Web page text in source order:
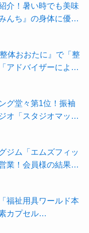
介！暑い時でも美味
んち』の身体に優し
ンを召し上がれ♪
体おおたに』で「整
アドバイザーによる
みませんか？
グ堂々第1位！振袖
オ「スタジオマック
限定キャンペー
ジム「エムズフィッ
業！会員様の結果を
福祉用具ワールド本
カプセル
」で夏バテ撃退★